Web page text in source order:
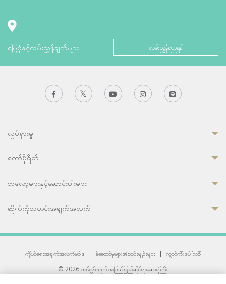
မြေပုံနှင့်လမ်းညွှန်ချက်များ လမ်းညွှန်ရယူရန်
လှုပ်ရှားမှု
ကော်ပိုရိတ်
ဘလော့များနှင့်ဆောင်းပါးများ
ဆိုက်ကိုသတင်းအချက်အလက်
ကိုယ်ရေးအချက်အလက်မူဝါဒ | န်ဆောင်မှုများ၏စည်းမျဉ်းများ |
ကွတ်ကီးပေါ်လစီ
© 2026 ဘမ်ရွန်ဂရက် အပြည်ပြည်ဆိုင်ရာဆေးရုံကြီး